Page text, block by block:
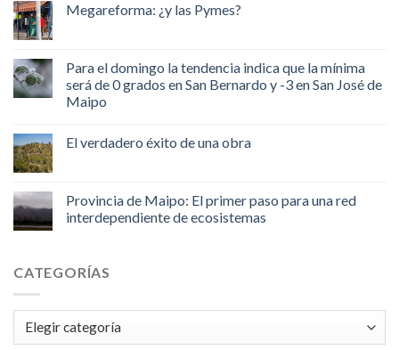
Megareforma: ¿y las Pymes?
Para el domingo la tendencia indica que la mínima
será de 0 grados en San Bernardo y -3 en San José de
Maipo
El verdadero éxito de una obra
Provincia de Maipo: El primer paso para una red
interdependiente de ecosistemas
CATEGORÍAS
Categorías